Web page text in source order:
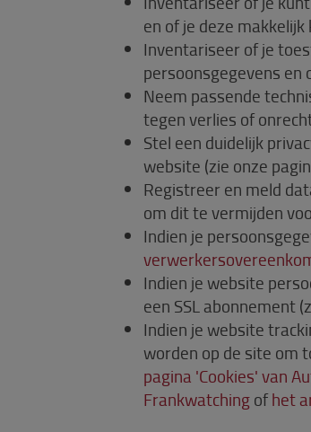
en of je deze
Inventariseer of je
persoonsgegevens en
Neem passende
tegen verlies of
Stel een duidelijk
website (zie onze
Registreer en meld
om dit te vermijden
Indien je
Indien je website
een SSL abonnement
Indien je website
worden op de site om
pagina 'Cookies' van
Frankwatchingofhet